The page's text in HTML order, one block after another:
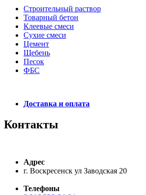
Строительный раствор
Товарный бетон
Клеевые смеси
Сухие смеси
Цемент
Щебень
Песок
ФБС
Доставка и оплата
Контакты
Адрес
г. Воскресенск ул Заводская 20
Телефоны